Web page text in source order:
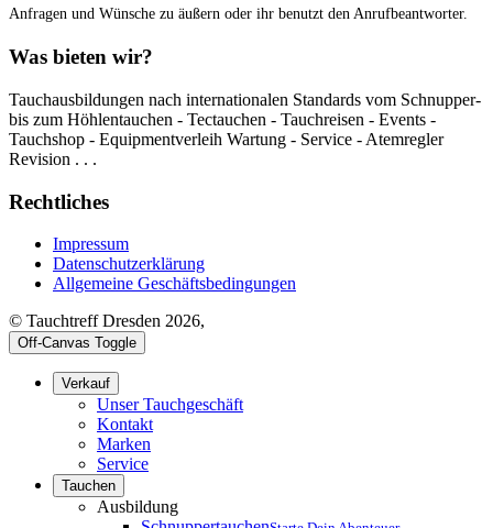
Anfragen und Wünsche zu äußern oder ihr benutzt den Anrufbeantworter.
Was bieten wir?
Tauchausbildungen nach internationalen Standards vom Schnupper-
bis zum Höhlentauchen - Tectauchen - Tauchreisen - Events -
Tauchshop - Equipmentverleih Wartung - Service - Atemregler
Revision . . .
Rechtliches
Impressum
Datenschutzerklärung
Allgemeine Geschäftsbedingungen
© Tauchtreff Dresden 2026,
Off-Canvas Toggle
Verkauf
Unser Tauchgeschäft
Kontakt
Marken
Service
Tauchen
Ausbildung